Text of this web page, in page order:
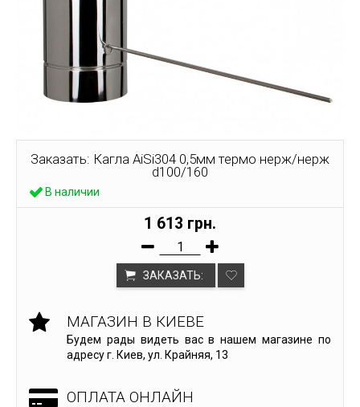
Заказать: Кагла AiSi304 0,5мм термо нерж/нерж
d100/160
В наличии
1 613 грн.
ЗАКАЗАТЬ:
МАГАЗИН В КИЕВЕ
Будем рады видеть вас в нашем магазине по
адресу г. Киев, ул. Крайняя, 13
ОПЛАТА ОНЛАЙН